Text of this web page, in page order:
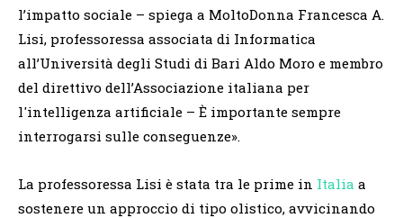
l’impatto sociale – spiega a MoltoDonna Francesca A.
Lisi, professoressa associata di Informatica
all’Università degli Studi di Bari Aldo Moro e membro
del direttivo dell’Associazione italiana per
l'intelligenza artificiale – È importante sempre
interrogarsi sulle conseguenze».
La professoressa Lisi è stata tra le prime in Italia a
sostenere un approccio di tipo olistico, avvicinando